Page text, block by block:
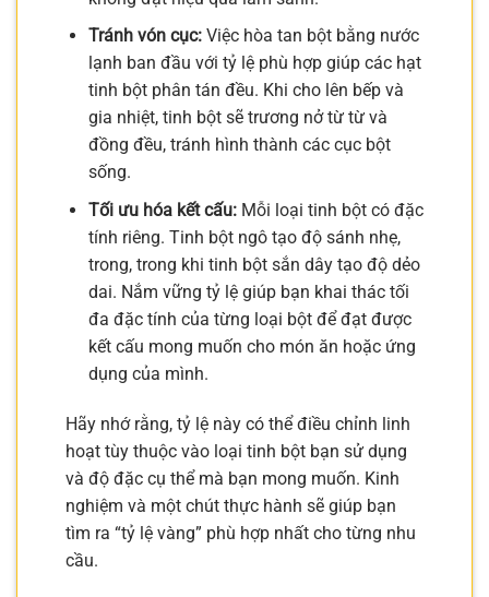
Tránh vón cục:Việc hòa tan bột bằng nước
lạnh ban đầu với tỷ lệ phù hợp giúp các hạt
tinh bột phân tán đều. Khi cho lên bếp và
gia nhiệt, tinh bột sẽ trương nở từ từ và
đồng đều, tránh hình thành các cục bột
sống.
Tối ưu hóa kết cấu:Mỗi loại tinh bột có đặc
tính riêng. Tinh bột ngô tạo độ sánh nhẹ,
trong, trong khi tinh bột sắn dây tạo độ dẻo
dai. Nắm vững tỷ lệ giúp bạn khai thác tối
đa đặc tính của từng loại bột để đạt được
kết cấu mong muốn cho món ăn hoặc ứng
dụng của mình.
Hãy nhớ rằng, tỷ lệ này có thể điều chỉnh linh
hoạt tùy thuộc vào loại tinh bột bạn sử dụng
và độ đặc cụ thể mà bạn mong muốn. Kinh
nghiệm và một chút thực hành sẽ giúp bạn
tìm ra “tỷ lệ vàng” phù hợp nhất cho từng nhu
cầu.